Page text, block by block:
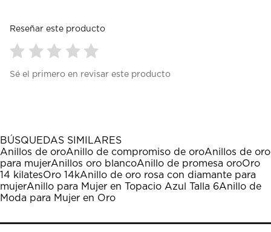
Reseñar este producto
para
1
estrella
Esta
acción
abrirá
el
formulario
envío.
para
estrellas.
Esta
acción
abrirá
el
formulario
envío.
para
estrellas.
Esta
acción
abrirá
el
formulario
envío.
para
estrellas.
Esta
acción
abrirá
el
formulario
envío.
para
estrellas.
Esta
acción
abrirá
el
formulario
envío.
Sé el primero en revisar este producto
BÚSQUEDAS SIMILARES
Anillos de oroAnillo de compromiso de oroAnillos de oro
para mujerAnillos oro blancoAnillo de promesa oroOro
14 kilatesOro 14kAnillo de oro rosa con diamante para
mujerAnillo para Mujer en Topacio Azul Talla 6Anillo de
Moda para Mujer en Oro